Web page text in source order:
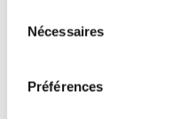
Nécessaires
Préférences
Nos dernières